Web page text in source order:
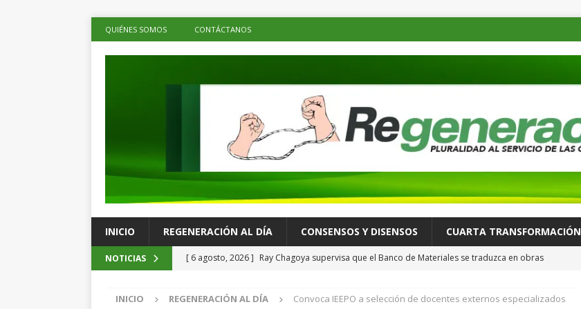
QUIÉNES SOMOS CONTÁCTANOS
INICIO REGENERACIÓN AL DÍA CONSENSOS Y DISENSOS CUARTA TRANSFORMACIÓN
NOTICIAS [ 6 agosto, 2026 ] Ray Chagoya supervisa que el Banco de Materiales se traduzca en obras
[ 6 agosto, 2026 ] Advierten posible desastre ambiental por derrame de petróleo de buque
INICIO REGENERACIÓN AL DÍA
Convoca IEEPO a selección de docentes externos especializados